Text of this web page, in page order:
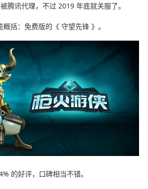
腾讯代理，不过 2019 年底就关服了。
括：免费版的《 守望先锋 》。
的好评，口碑相当不错。